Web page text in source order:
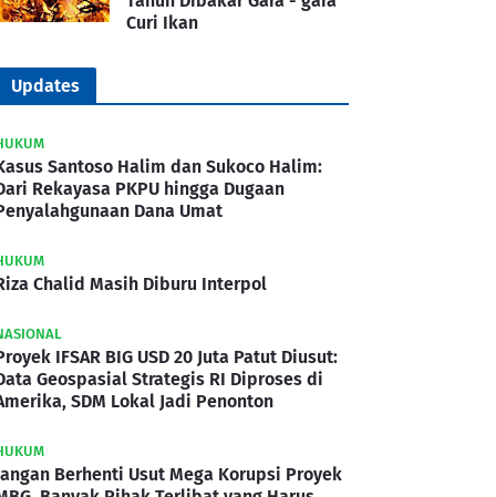
Curi Ikan
Updates
Santoso Halim dan Sukoco Halim:
Rekayasa PKPU hingga Dugaan
Dana Umat
Chalid Masih Diburu Interpol
IFSAR BIG USD 20 Juta Patut Diusut:
Geospasial Strategis RI Diproses di
SDM Lokal Jadi Penonton
Berhenti Usut Mega Korupsi Proyek